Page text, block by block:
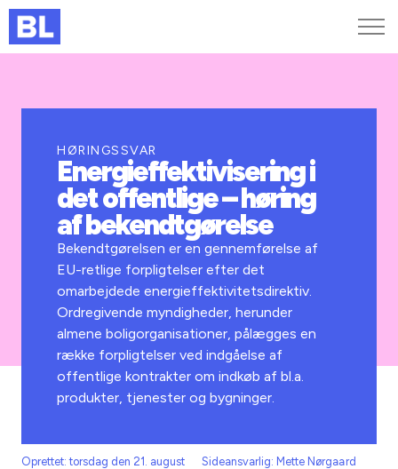
Kurser og arrangementer
Jobportalen
HØRINGSSVAR
Energieffektivisering i
det offentlige – høring
af bekendtgørelse
Bekendtgørelsen er en gennemførelse af
EU-retlige forpligtelser efter det
omarbejdede energieffektivitetsdirektiv.
Ordregivende myndigheder, herunder
almene boligorganisationer, pålægges en
række forpligtelser ved indgåelse af
offentlige kontrakter om indkøb af bl.a.
produkter, tjenester og bygninger.
Oprettet: torsdag den 21. august
Sideansvarlig: Mette Nørgaard